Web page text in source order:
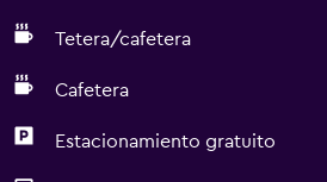
Tetera/cafetera
Cafetera
Estacionamiento gratuito